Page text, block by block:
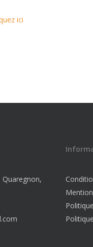
ici
Quaregnon,